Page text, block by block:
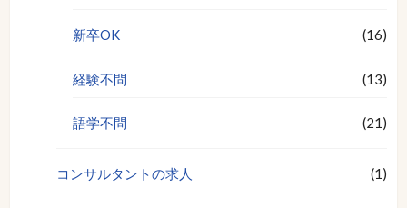
新卒OK (16)
経験不問 (13)
語学不問 (21)
コンサルタントの求人 (1)